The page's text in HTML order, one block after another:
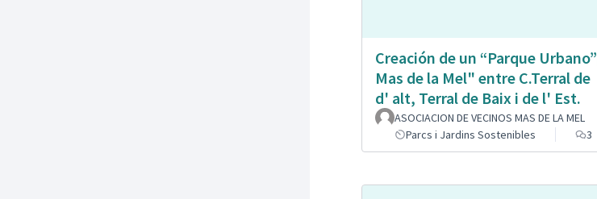
Creación de un “Parque Urbano”
Mas de la Mel" entre C.Terral de
d' alt, Terral de Baix i de l' Est.
ASOCIACION DE VECINOS MAS DE LA MEL
Parcs i Jardins Sostenibles
3